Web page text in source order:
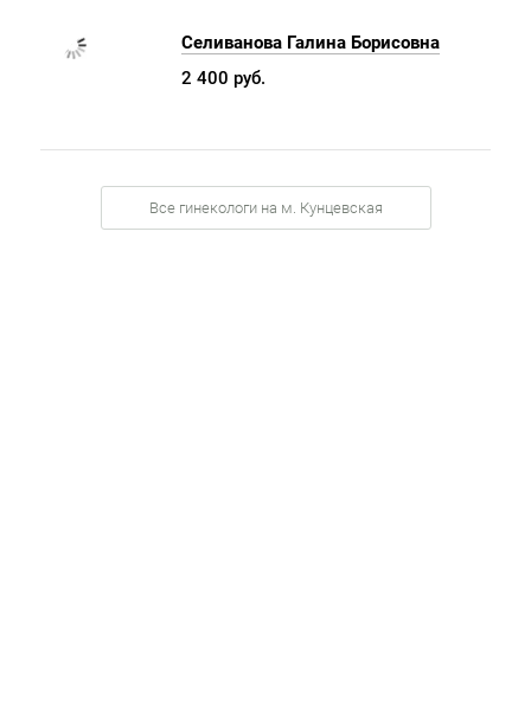
Селиванова Галина Борисовна
2 400 руб.
Все гинекологи на м. Кунцевская